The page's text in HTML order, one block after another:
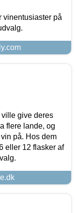
vinentusiaster på
ville give deres
flere lande, og
på. Hos dem
eller 12 flasker af